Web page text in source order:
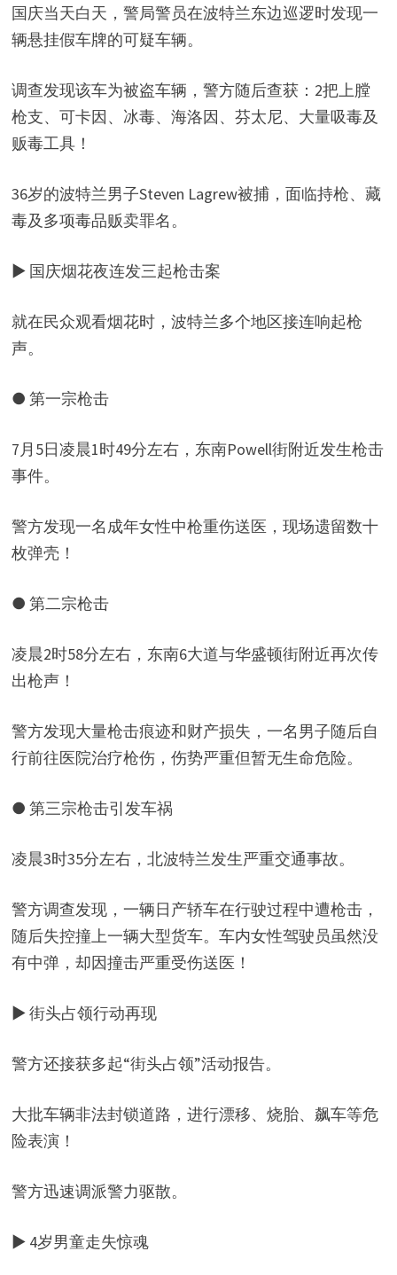
国庆当天白天，警局警员在波特兰东边巡逻时发现一
辆悬挂假车牌的可疑车辆。
调查发现该车为被盗车辆，警方随后查获：2把上膛
枪支、可卡因、冰毒、海洛因、芬太尼、大量吸毒及
贩毒工具！
36岁的波特兰男子Steven Lagrew被捕，面临持枪、藏
毒及多项毒品贩卖罪名。
▶ 国庆烟花夜连发三起枪击案
就在民众观看烟花时，波特兰多个地区接连响起枪
声。
● 第一宗枪击
7月5日凌晨1时49分左右，东南Powell街附近发生枪击
事件。
警方发现一名成年女性中枪重伤送医，现场遗留数十
枚弹壳！
● 第二宗枪击
凌晨2时58分左右，东南6大道与华盛顿街附近再次传
出枪声！
警方发现大量枪击痕迹和财产损失，一名男子随后自
行前往医院治疗枪伤，伤势严重但暂无生命危险。
● 第三宗枪击引发车祸
凌晨3时35分左右，北波特兰发生严重交通事故。
警方调查发现，一辆日产轿车在行驶过程中遭枪击，
随后失控撞上一辆大型货车。车内女性驾驶员虽然没
有中弹，却因撞击严重受伤送医！
▶ 街头占领行动再现
警方还接获多起“街头占领”活动报告。
大批车辆非法封锁道路，进行漂移、烧胎、飙车等危
险表演！
警方迅速调派警力驱散。
▶ 4岁男童走失惊魂